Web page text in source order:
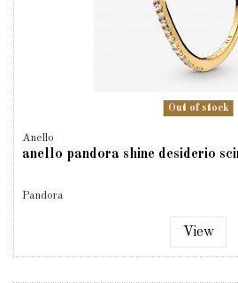
Out of stock
Anello
anello pandora shine desiderio
Pandora
View